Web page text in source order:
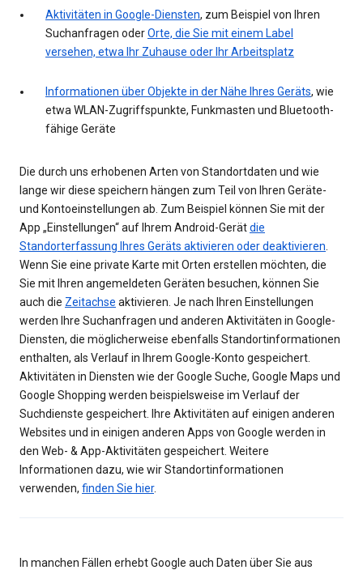
Aktivitäten in Google-Diensten, zum Beispiel von Ihren
Suchanfragen oderOrte, die Sie mit einem Label
versehen, etwa Ihr Zuhause oder Ihr Arbeitsplatz
Informationen über Objekte in der Nähe Ihres Geräts, wie
etwa WLAN-Zugriffspunkte, Funkmasten und Bluetooth-
fähige Geräte
Die durch uns erhobenen Arten von Standortdaten und wie
lange wir diese speichern hängen zum Teil von Ihren Geräte-
und Kontoeinstellungen ab. Zum Beispiel können Sie mit der
App „Einstellungen“ auf Ihrem Android-Gerätdie
Standorterfassung Ihres Geräts aktivieren oder deaktivieren
Wenn Sie eine private Karte mit Orten erstellen möchten, die
Sie mit Ihren angemeldeten Geräten besuchen, können Sie
auch die Zeitachse aktivieren. Je nach Ihren Einstellungen
werden Ihre Suchanfragen und anderen Aktivitäten in Google-
Diensten, die möglicherweise ebenfalls Standortinformationen
enthalten, als Verlauf in Ihrem Google-Konto gespeichert.
Aktivitäten in Diensten wie der Google Suche, Google Maps und
Google Shopping werden beispielsweise im Verlauf der
Suchdienste gespeichert. Ihre Aktivitäten auf einigen anderen
Websites und in einigen anderen Apps von Google werden in
den Web- & App-Aktivitäten gespeichert. Weitere
Informationen dazu, wie wir Standortinformationen
verwenden, finden Sie hier.
In manchen Fällen erhebt Google auch Daten über Sie aus